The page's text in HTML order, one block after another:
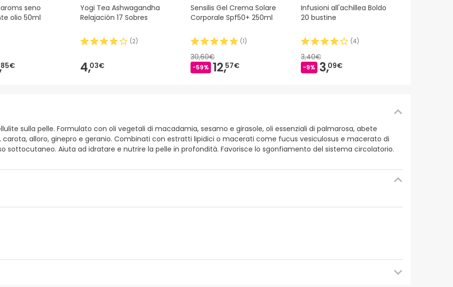
seno
olio 50ml
85€
Yogi Tea Ashwagandha
Relajación 17 Sobres
(2)
4,03€
Sensilis Gel Crema Solare
Corporale Spf50+ 250ml
(1)
30,60€
-59% 12,57€
Infusioni all'achillea Boldo
20 bustine
(4)
3,40€
-9% 3,09€
sulla pelle. Formulato con oli vegetali di macadamia, sesamo e girasole, oli essenziali di palmarosa, abete
carota, alloro, ginepro e geranio. Combinati con estratti lipidici o macerati come fucus vesiculosus e macerato di
sottocutaneo. Aiuta ad idratare e nutrire la pelle in profondità. Favorisce lo sgonfiamento del sistema circolatorio.